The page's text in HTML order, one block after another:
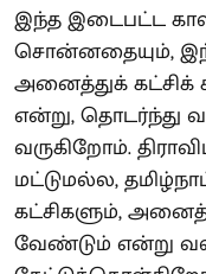
இந்த இடைபட்ட
சொன்னதையும்,
அனைத்துக் கட்சிக்
என்று, தொடர்ந்து
வருகிறோம்.
மட்டுமல்ல,
கட்சிகளும்,
வேண்டும் என்று